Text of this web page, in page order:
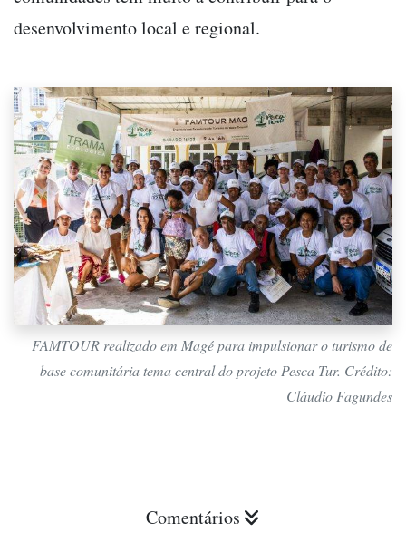
desenvolvimento local e regional.
FAMTOUR realizado em Magé para impulsionar o turismo de
base comunitária tema central do projeto Pesca Tur. Crédito:
Cláudio Fagundes
Comentários